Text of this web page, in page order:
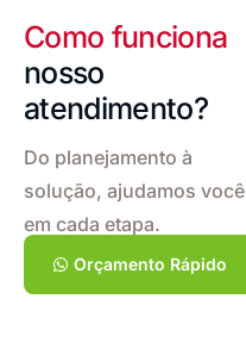
Como funciona
nosso
atendimento?
Do planejamento à
solução, ajudamos você
em cada etapa.
Orçamento Rápido